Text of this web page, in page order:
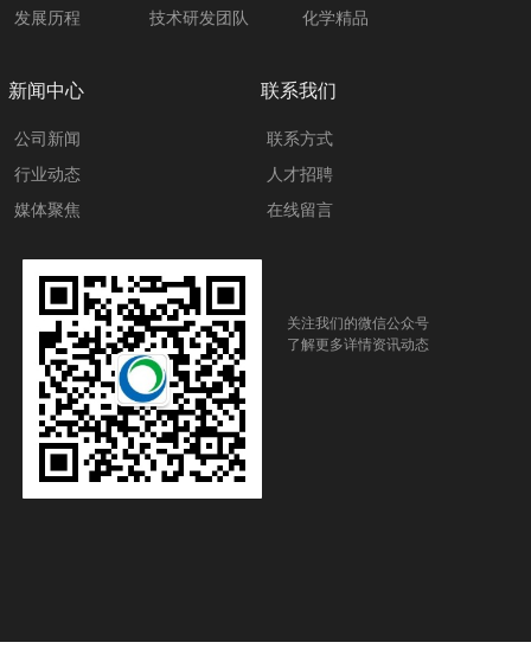
公司新闻
行业动态
媒体聚焦
新闻中心
联系方式
人才招聘
在线留言
联系我们
关注我们的微信公众号
了解更多详情资讯动态
化学精品
发展历程
技术研发团队